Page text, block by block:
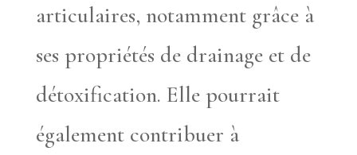
articulaires, notamment grâce à
ses propriétés de drainage et de
détoxification. Elle pourrait
également contribuer à